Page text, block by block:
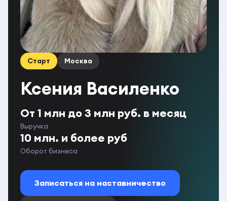
Старт Москва
Ксения Василенко
От 1 млн до 3 млн руб. в месяц
Выручка
10 млн. и более руб
Оборот бизнеса
Записаться на наставничество